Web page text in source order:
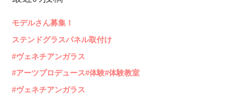
モデルさん募集！
ステンドグラスパネル取付け
#ヴェネチアンガラス
#アーツプロデュース#体験#体験教室
#ヴェネチアンガラス